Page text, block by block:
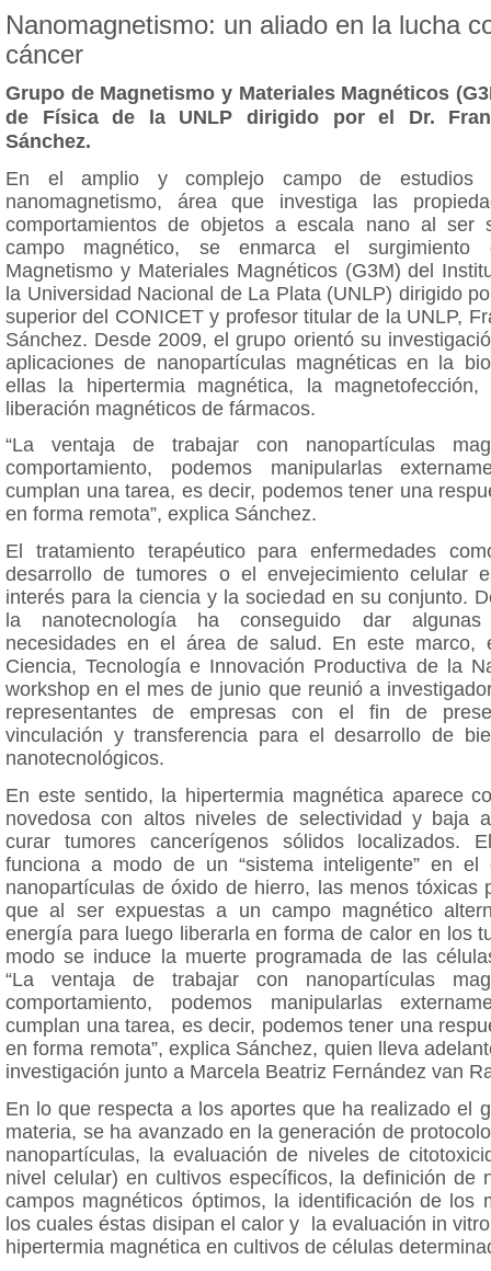
Nanomagnetismo: un aliado en la lucha
cáncer
Grupo de Magnetismo y Materiales Magnéticos
de Física de la UNLP dirigido por el Dr.
Sánchez.
En el amplio y complejo campo de estudios
nanomagnetismo, área que investiga las
comportamientos de objetos a escala nano al ser
campo magnético, se enmarca el
Magnetismo y Materiales Magnéticos (G3M) del
la Universidad Nacional de La Plata (UNLP) dirigido
superior del CONICET y profesor titular de la UNLP,
Sánchez. Desde 2009, el grupo orientó su
aplicaciones de nanopartículas magnéticas en la
ellas la hipertermia magnética, la
liberación magnéticos de fármacos.
“La ventaja de trabajar con nanopartículas
comportamiento, podemos manipularlas
cumplan una tarea, es decir, podemos tener una
en forma remota”, explica Sánchez.
El tratamiento terapéutico para enfermedades
desarrollo de tumores o el envejecimiento celular
interés para la ciencia y la sociedad en su conjunto.
la nanotecnología ha conseguido dar
necesidades en el área de salud. En este marco,
Ciencia, Tecnología e Innovación Productiva de la
workshop en el mes de junio que reunió a
representantes de empresas con el fin de
vinculación y transferencia para el desarrollo de
nanotecnológicos.
En este sentido, la hipertermia magnética aparece
novedosa con altos niveles de selectividad y baja
curar tumores cancerígenos sólidos localizados.
funciona a modo de un “sistema inteligente” en el
nanopartículas de óxido de hierro, las menos tóxicas
que al ser expuestas a un campo magnético
energía para luego liberarla en forma de calor en los
modo se induce la muerte programada de las
“La ventaja de trabajar con nanopartículas
comportamiento, podemos manipularlas
cumplan una tarea, es decir, podemos tener una
en forma remota”, explica Sánchez, quien lleva
investigación junto a Marcela Beatriz Fernández van
En lo que respecta a los aportes que ha realizado el
materia, se ha avanzado en la generación de
nanopartículas, la evaluación de niveles de
nivel celular) en cultivos específicos, la definición de
campos magnéticos óptimos, la identificación de los
los cuales éstas disipan el calor y la evaluación in
hipertermia magnética en cultivos de células